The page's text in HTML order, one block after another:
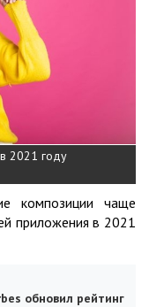
2021 году
композиции чаще
приложения в 2021
обновил рейтинг